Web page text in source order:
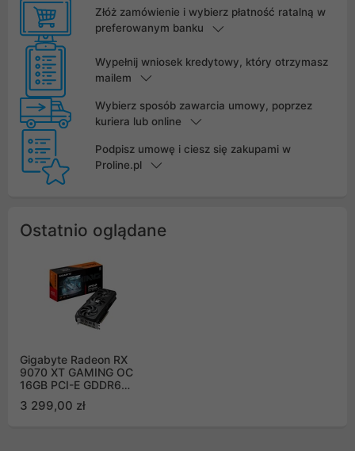
Złóż zamówienie i wybierz płatność ratalną w
preferowanym banku
Wypełnij wniosek kredytowy, który otrzymasz
mailem
Wybierz sposób zawarcia umowy, poprzez
kuriera lub online
Podpisz umowę i ciesz się zakupami w
Proline.pl
Ostatnio oglądane
Gigabyte Radeon RX
9070 XT GAMING OC
16GB PCI-E GDDR6
OC-16GD)
3 299,00 zł